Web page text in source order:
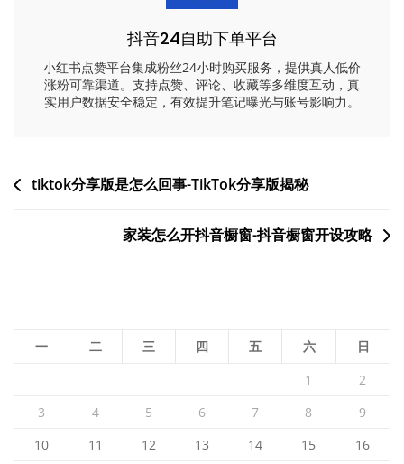
抖音24自助下单平台
小红书点赞平台集成粉丝24小时购买服务，提供真人低价
涨粉可靠渠道。支持点赞、评论、收藏等多维度互动，真
实用户数据安全稳定，有效提升笔记曝光与账号影响力。
文tiktok分享版是怎么回事-TikTok分享版揭秘
家装怎么开抖音橱窗-抖音橱窗开设攻略
一 二 三 四 五 六
日
1
2
3
4 5 6 7 8
9
10
11 12 13 14 15
16